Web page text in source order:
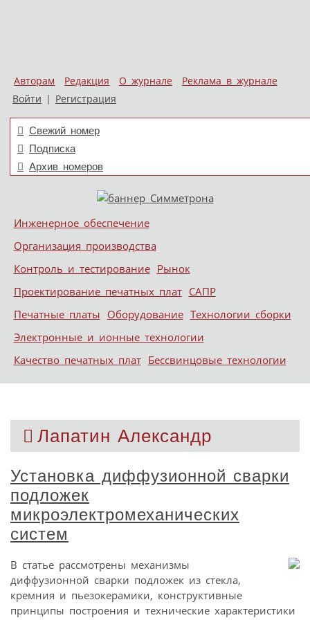
Авторам Редакция О журнале
Реклама в журнале
Войти | Регистрация
Свежий номер
Подписка
Архив номеров
Меню
Skip to content
Инженерное обеспечение
Организация производства
Контроль и тестирование Рынок
Проектирование печатных плат САПР
Печатные платы Оборудование Технологии сборки
Электронные и ионные технологии
Качество печатных плат Бессвинцовые технологии
Лапатин Александр
Установка диффузионной сварки
подложек
микроэлектромеханических
систем
В статье рассмотрены механизмы
диффузионной сварки подложек из стекла,
кремния и пьезокерамики, конструктивные
принципы построения и технические характеристики